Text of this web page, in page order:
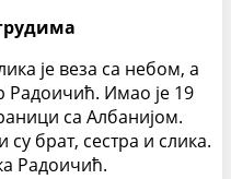
је веза са небом, а
Радоичић. Имао је 19
са Албанијом.
брат, сестра и слика.
Радоичић.